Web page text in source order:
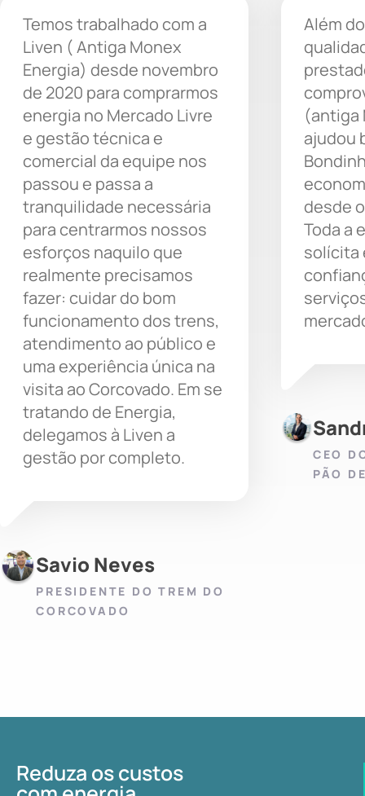
Temos trabalhado com a
Liven ( Antiga Monex
Energia) desde novembro
de 2020 para comprarmos
energia no Mercado Livre
e gestão técnica e
comercial da equipe nos
passou e passa a
tranquilidade necessária
para centrarmos nossos
esforços naquilo que
realmente precisamos
fazer: cuidar do bom
funcionamento dos trens,
atendimento ao público e
uma experiência única na
visita ao Corcovado. Em se
tratando de Energia,
delegamos à Liven a
gestão por completo.
Savio Neves
PRESIDENTE DO TREM DO
CORCOVADO
Além
(antiga
ajudou
desde
Toda a
solícita
CEO
PÃO
Reduza os custos